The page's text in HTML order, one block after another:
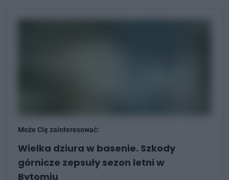
Może Cię zainteresować:
Wielka dziura w basenie. Szkody
górnicze zepsuły sezon letni w
Bytomiu